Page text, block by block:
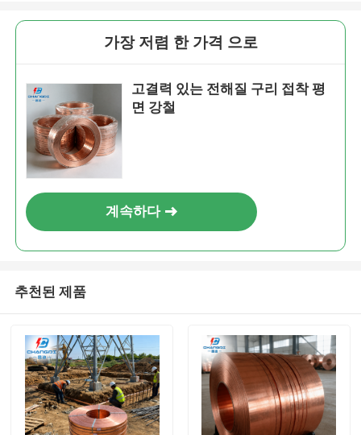
가장 저렴 한 가격 으로
고결력 있는 전해질 구리 접착 평
면 강철
계속하다
추천된 제품